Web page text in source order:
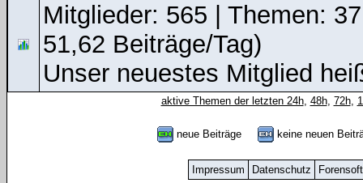
Mitglieder: 565 | Themen:
51,62 Beiträge/Tag)
Unser neuestes Mitglied
aktive Themen der letzten 24h, 48h, 72h,
neue Beiträge keine neuen
Impressum Datenschutz